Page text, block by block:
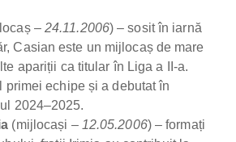
– 24.11.2006) – sosit în iarnă
Casian este un mijlocaș de mare
apariții ca titular în Liga a II-a.
primei echipe și a debutat în
2024–2025.
(mijlocași – 12.05.2006) – formați